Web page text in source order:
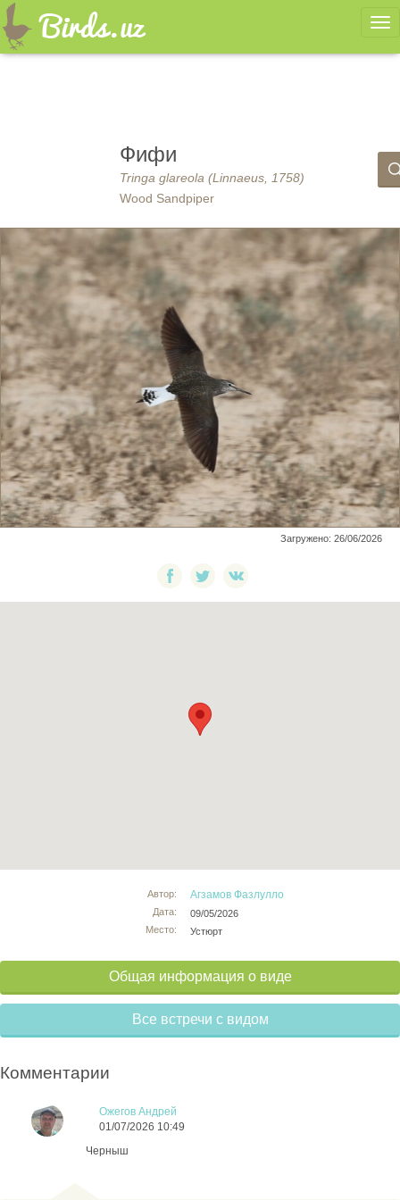
Фифи
Tringa glareola (Linnaeus, 1758)
Wood Sandpiper
Загружено: 26/06/2026
Автор:
Дата:
Место:
Агзамов Фазлулло
09/05/2026
Устюрт
Общая информация о виде
Все встречи с видом
Комментарии
Ожегов Андрей
01/07/2026 10:49
Черныш